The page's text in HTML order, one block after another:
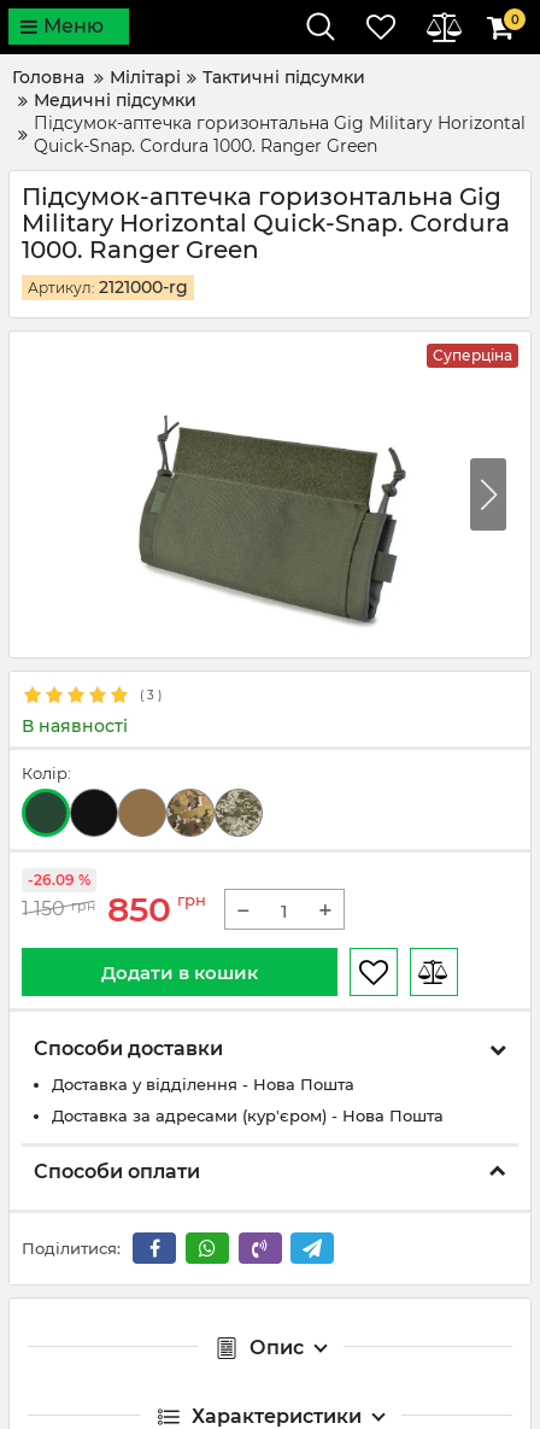
Меню 0
Головна Мілітарі
Тактичні підсумки
Медичні підсумки
Підсумок-аптечка горизонтальна Gig Military Horizontal
Quick-Snap. Cordura 1000. Ranger Green
Підсумок-аптечка горизонтальна Gig
Military Horizontal Quick-Snap. Cordura
1000. Ranger Green
Артикул: 2121000-rg
Суперціна
( 3 )
В наявності
Колір:
1 150 грн 850 грн
-26.09 %
− +
Додати в кошик
Способи доставки
Доставка у відділення - Нова Пошта
Доставка за адресами (кур'єром) - Нова Пошта
Способи оплати
Поділитися:
Опис
Характеристики